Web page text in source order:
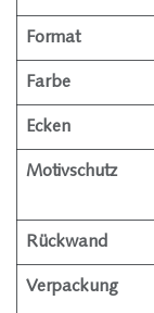
Format
Farbe
Ecken
Motivschutz
Rückwand
Verpackung